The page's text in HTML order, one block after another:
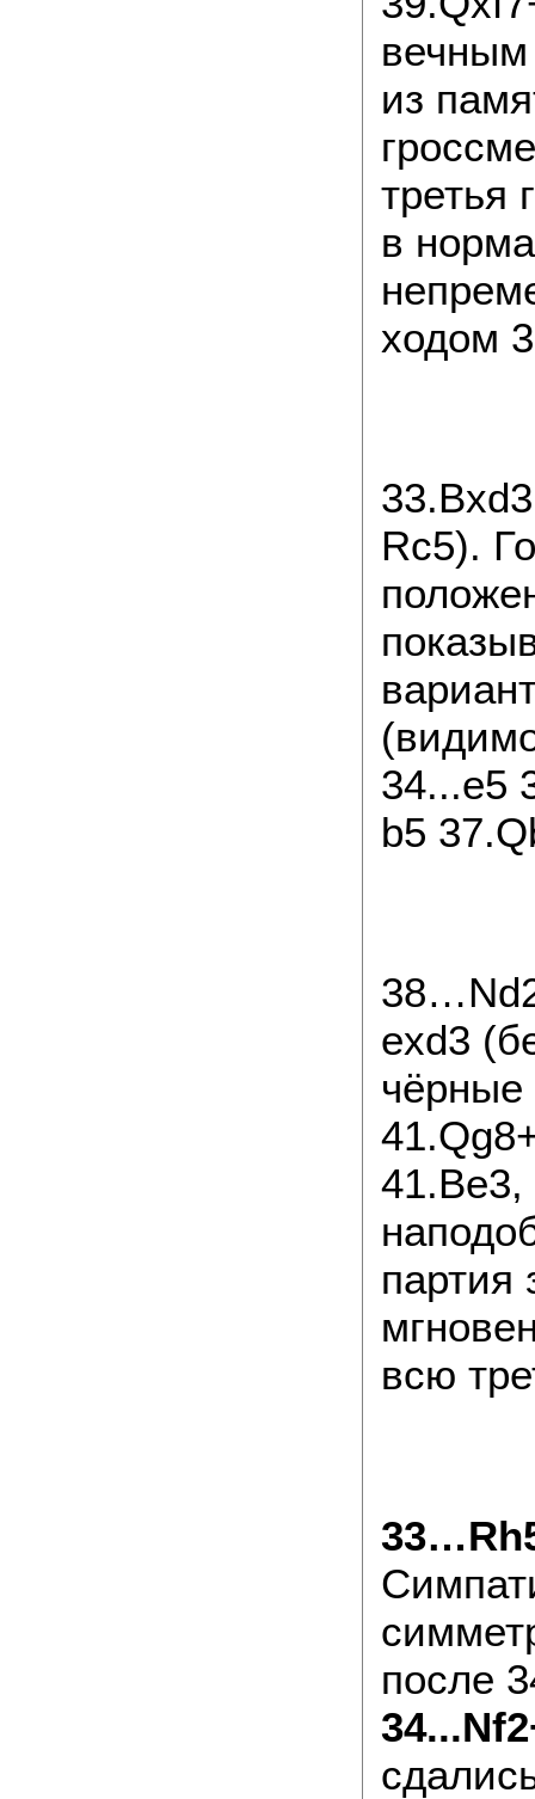
из
третья
в
ходом
Rc5).
34...e5
b5
exd3
чёрные
41.Be3,
партия
всю
после